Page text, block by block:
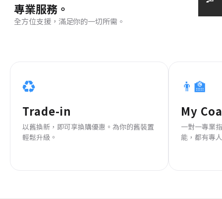
專業服務。
全方位支援，滿足你的一切所需。
♻️
Trade-in
以舊換新，即可享換購優惠。為你的舊裝置
輕鬆升級。
👨‍🏫
My
一對一專業
能，都有專